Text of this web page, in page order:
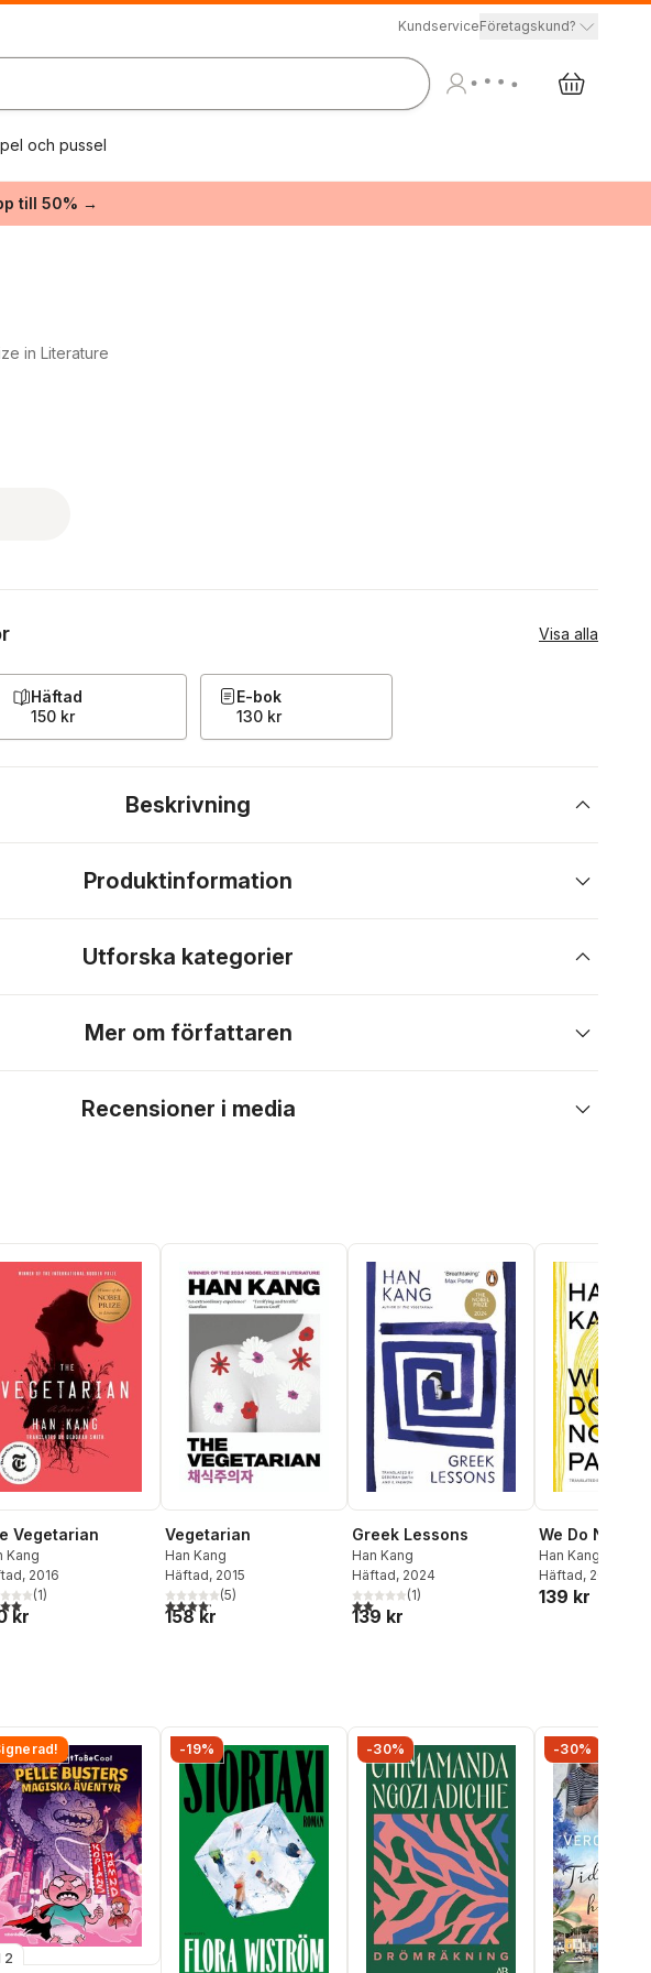
KundserviceFöretagskund?
och pussel
till 50% →
in Literature
Visa alla
Häftad
150 kr
E-bok
130 kr
Beskrivning
Produktinformation
Utforska kategorier
Mer om författaren
Recensioner i media
Vegetarian
Kang
, 2016
5 stjärnor. Totalt antal röster:
(1)
kr
Vegetarian
Han Kang
Häftad, 2015
4,2utav 5 stjärnor. Totalt antal röster:
(5)
158 kr
Greek Lessons
Han Kang
Häftad, 2024
2,0utav 5 stjärnor. Totalt antal röster:
(1)
139 kr
We Do Not
Han Kang
Häftad, 2026
139 kr
2
-19% -30% -30%